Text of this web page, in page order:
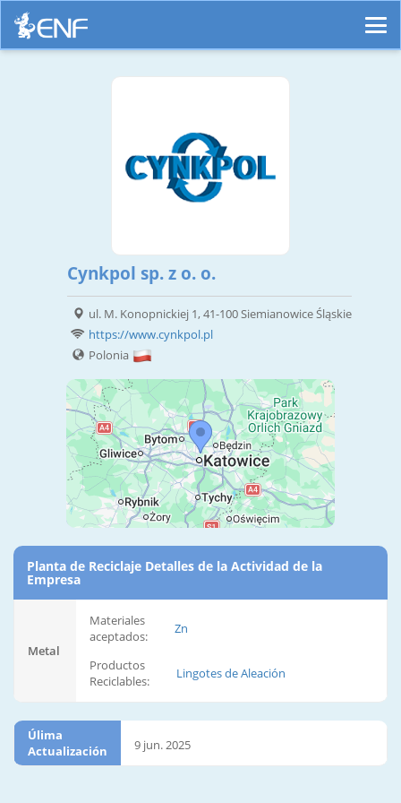
Cynkpol sp. z o. o.
ul. M. Konopnickiej 1, 41-100 Siemianowice Śląskie
https://www.cynkpol.pl
Polonia
Planta de Reciclaje Detalles de la Actividad de la
Empresa
Metal
Materiales
aceptados:
Zn
Productos
Reciclables:
Lingotes de Aleación
Úlima
Actualización
9 jun. 2025